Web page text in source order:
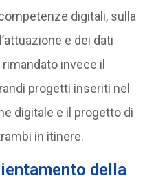
digitali, sulla
e dei dati
invece il
progetti inseriti nel
digitale e il progetto di
in itinere.
della